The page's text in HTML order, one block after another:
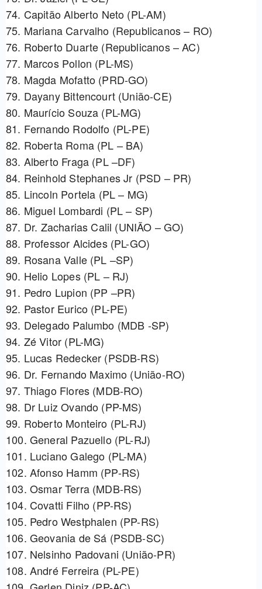
74. Capitão Alberto Neto (PL-AM)
75. Mariana Carvalho (Republicanos – RO)
76. Roberto Duarte (Republicanos – AC)
77. Marcos Pollon (PL-MS)
78. Magda Mofatto (PRD-GO)
79. Dayany Bittencourt (União-CE)
80. Maurício Souza (PL-MG)
81. Fernando Rodolfo (PL-PE)
82. Roberta Roma (PL – BA)
83. Alberto Fraga (PL –DF)
84. Reinhold Stephanes Jr (PSD – PR)
85. Lincoln Portela (PL – MG)
86. Miguel Lombardi (PL – SP)
87. ⁠Dr. Zacharias Calil (UNIÃO – GO)
88. Professor Alcides (PL-GO)
89. Rosana Valle (PL –SP)
90. Helio Lopes (PL – RJ)
91. Pedro Lupion (PP –PR)
92. Pastor Eurico (PL-PE)
93. Delegado Palumbo (MDB -SP)
94. Zé Vitor (PL-MG)
95. Lucas Redecker (PSDB-RS)
96. ⁠Dr. Fernando Maximo (União-RO)
97. Thiago Flores (MDB-RO)
98. Dr Luiz Ovando (PP-MS)
99. Roberto Monteiro (PL-RJ)
100. General Pazuello (PL-RJ)
101. Luciano Galego (PL-MA)
102. Afonso Hamm (PP-RS)
103. Osmar Terra (MDB-RS)
104. Covatti Filho (PP-RS)
105. Pedro Westphalen (PP-RS)
106. Geovania de Sá (PSDB-SC)
107. Nelsinho Padovani (União-PR)
108. André Ferreira (PL-PE)